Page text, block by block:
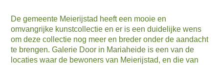
De gemeente Meierijstad heeft een mooie en
omvangrijke kunstcollectie en er is een duidelijke wens
om deze collectie nog meer en breder onder de aandacht
te brengen. Galerie Door in Mariaheide is een van de
locaties waar de bewoners van Meierijstad, en die van